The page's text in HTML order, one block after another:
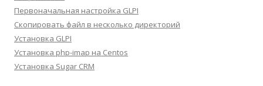
Первоначальная настройка GLPI
Скопировать файл в несколько директорий
Установка GLPI
Установка php-imap на Centos
Установка Sugar CRM